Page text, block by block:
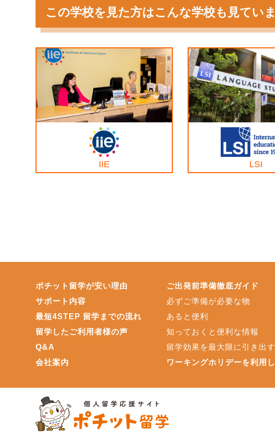
この学校を見た方はこんな学校も見てい
IIE LSI
ポチット留学が安い理由
サポート内容
最短4STEP 留学までの流れ
留学したご利用者様の声
Q&A
会社案内
ご出発前準備徹底ガイド
必ずご準備が必要な物
あると便利
知っておくと便利な情報
留学効果を最大限に引き出
ワーキングホリデーを利用